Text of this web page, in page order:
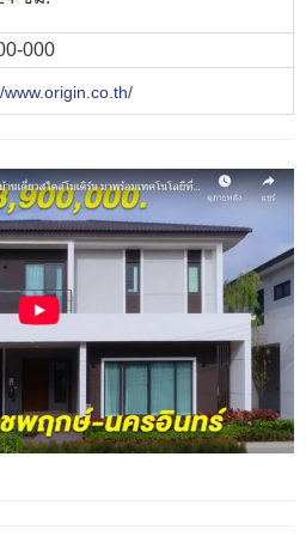
000
www.origin.co.th/